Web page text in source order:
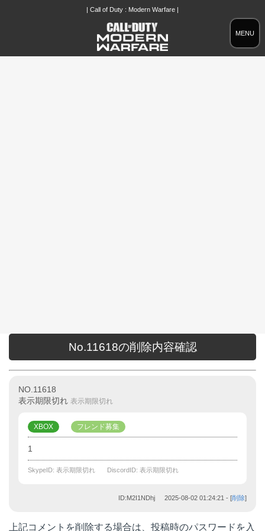
MENU
| Call of Duty : Modern Warfare |
No.11618の削除内容確認
NO.11618
表示期限切れ 表示期限切れ
XBOX フレンド募集
1
SkypeID: 表示期限切れ DiscordID: 表示期限切れ
ID:M2I1NDhj 2025-08-02 01:24:21 - [削除]
上記コメントを削除する場合は、投稿時のパスワードを入